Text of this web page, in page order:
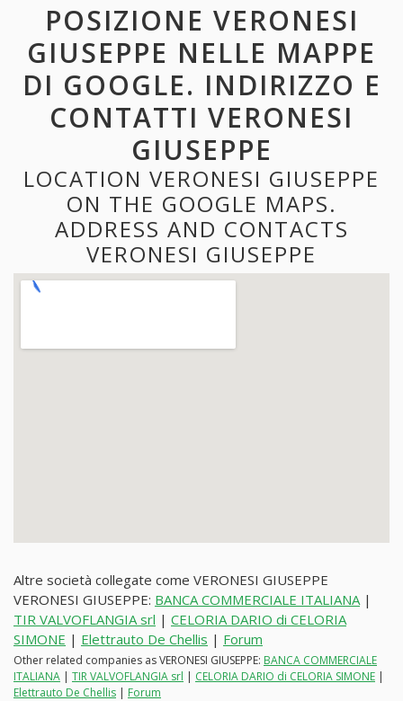
POSIZIONE VERONESI
GIUSEPPE NELLE MAPPE
DI GOOGLE. INDIRIZZO E
CONTATTI VERONESI
GIUSEPPE
LOCATION VERONESI GIUSEPPE
ON THE GOOGLE MAPS.
ADDRESS AND CONTACTS
VERONESI GIUSEPPE
Altre società collegate come VERONESI GIUSEPPE
VERONESI GIUSEPPE: BANCA COMMERCIALE ITALIANA|
TIR VALVOFLANGIA srl | CELORIA DARIO di CELORIA
SIMONE | Elettrauto De Chellis | Forum
Other related companies as VERONESI GIUSEPPE: BANCA COMMERCIALE
ITALIANA | TIR VALVOFLANGIA srl | CELORIA DARIO di CELORIA SIMONE |
Elettrauto De Chellis | Forum